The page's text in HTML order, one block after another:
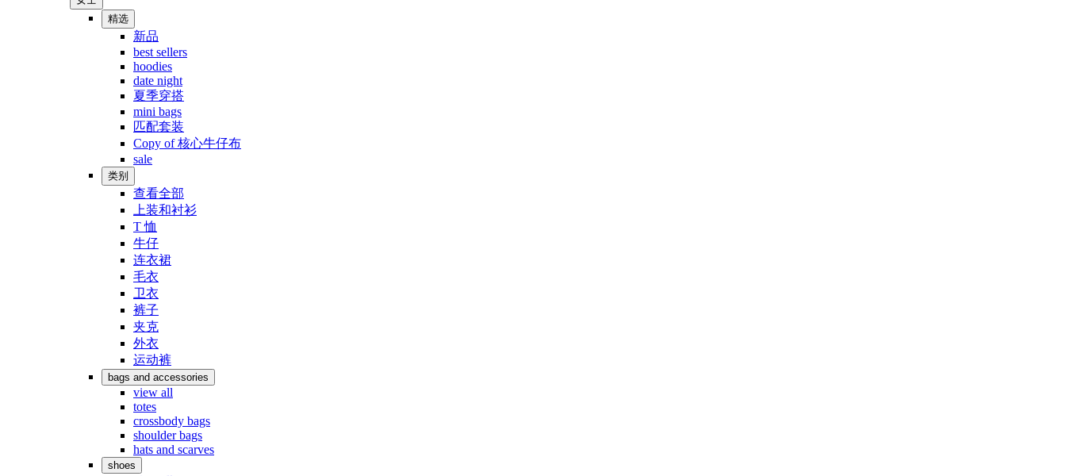
精选
新品
best sellers
hoodies
date night
夏季穿搭
mini bags
匹配套装
Copy of 核心牛仔布
sale
类别
查看全部
上装和衬衫
T 恤
牛仔
连衣裙
毛衣
卫衣
裤子
夹克
外衣
运动裤
bags and accessories
view all
totes
crossbody bags
shoulder bags
hats and scarves
shoes